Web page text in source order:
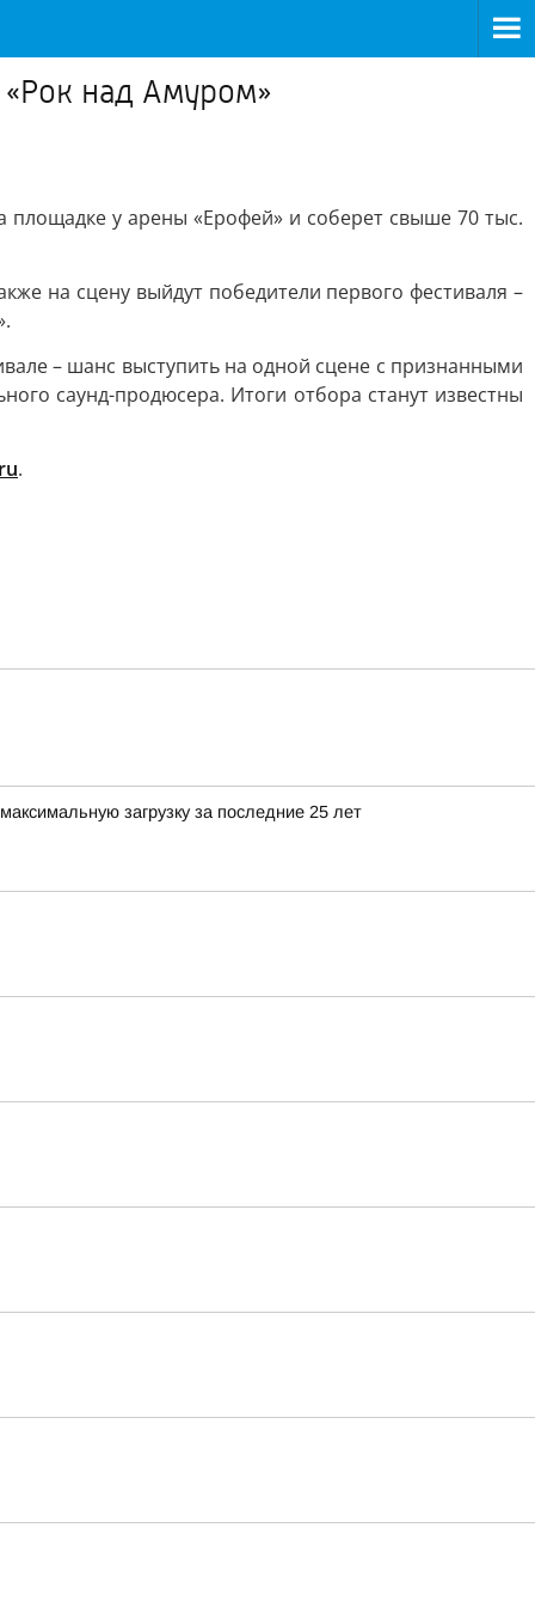
над Амуром»
площадке у арены «Ерофей» и соберет свыше 70 тыс.
на сцену выйдут победители первого фестиваля –
– шанс выступить на одной сцене с признанными
саунд-продюсера. Итоги отбора станут известны
.
загрузку за последние 25 лет